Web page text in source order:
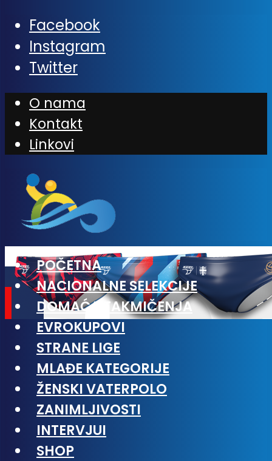
Facebook
Instagram
Twitter
O nama
Kontakt
Linkovi
POČETNA
NACIONALNE SELEKCIJE
DOMAĆA TAKMIČENJA
EVROKUPOVI
STRANE LIGE
MLAĐE KATEGORIJE
ŽENSKI VATERPOLO
ZANIMLJIVOSTI
INTERVJUI
SHOP